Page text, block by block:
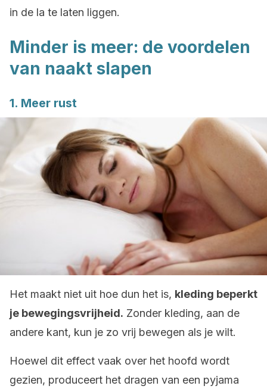
in de la te laten liggen.
Minder is meer: de voordelen
van naakt slapen
1. Meer rust
Het maakt niet uit hoe dun het is, kleding beperkt
je bewegingsvrijheid. Zonder kleding, aan de
andere kant, kun je zo vrij bewegen als je wilt.
Hoewel dit effect vaak over het hoofd wordt
gezien, produceert het dragen van een pyjama